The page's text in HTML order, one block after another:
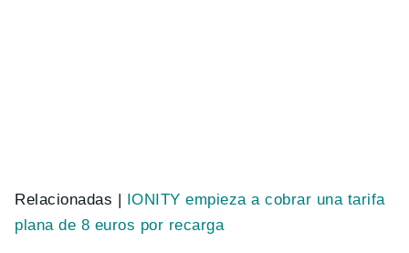
Relacionadas |
IONITY empieza a cobrar una tarifa
plana de 8 euros por recarga